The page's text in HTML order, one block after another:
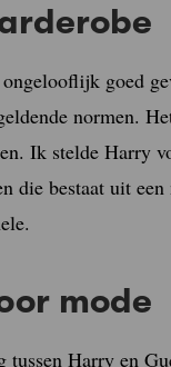
goed
normen.
Ik stelde Harry
die bestaat uit
mode
tussen Harry en